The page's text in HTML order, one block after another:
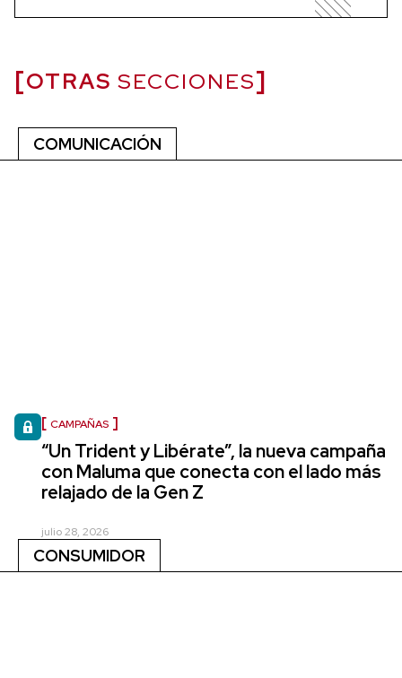
OTRAS SECCIONES
COMUNICACIÓN
CAMPAÑAS
“Un Trident y Libérate”, la nueva campaña
con Maluma que conecta con el lado más
relajado de la Gen Z
julio 28, 2026
CONSUMIDOR